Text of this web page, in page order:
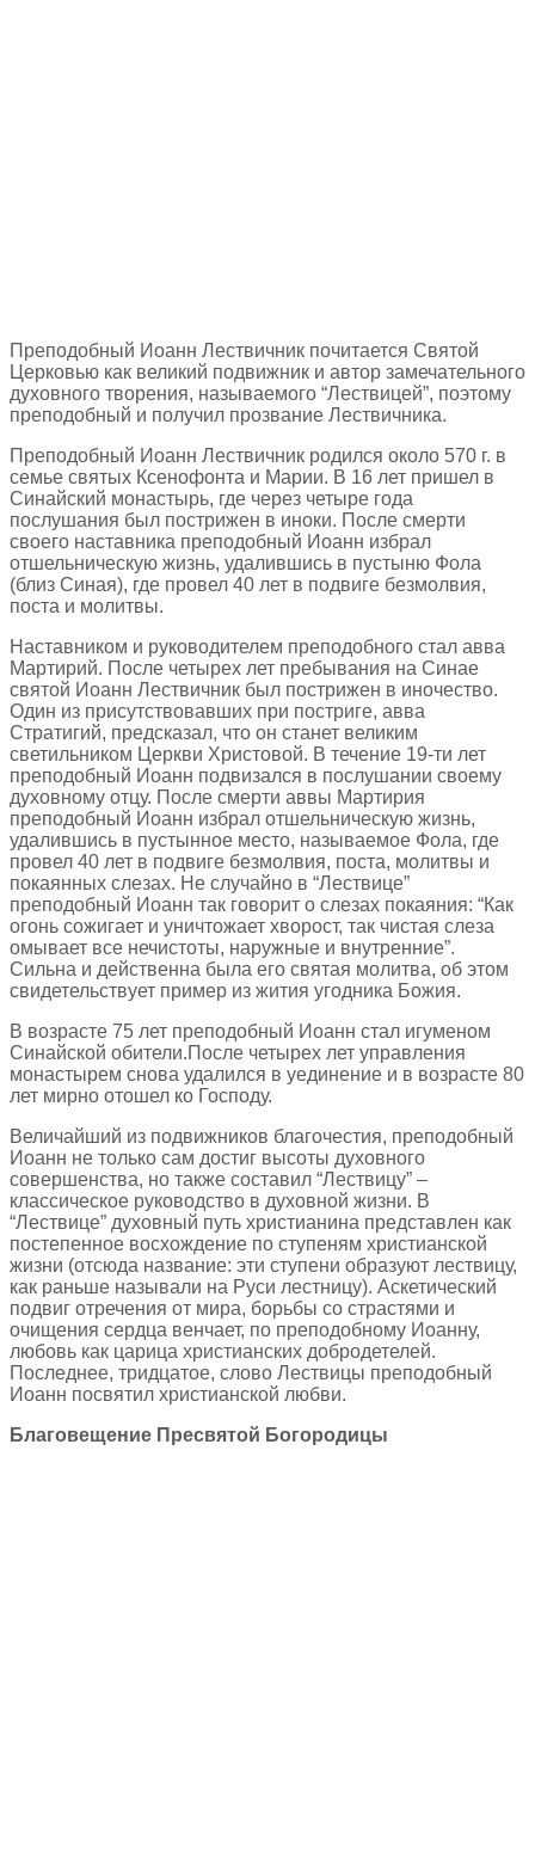
Преподобный Иоанн Лествичник почитается Святой
Церковью как великий подвижник и автор замечательного
духовного творения, называемого “Лествицей”, поэтому
преподобный и получил прозвание Лествичника.
Преподобный Иоанн Лествичник родился около 570 г. в
семье святых Ксенофонта и Марии. В 16 лет пришел в
Синайский монастырь, где через четыре года
послушания был пострижен в иноки. После смерти
своего наставника преподобный Иоанн избрал
отшельническую жизнь, удалившись в пустыню Фола
(близ Синая), где провел 40 лет в подвиге безмолвия,
поста и молитвы.
Наставником и руководителем преподобного стал авва
Мартирий. После четырех лет пребывания на Синае
святой Иоанн Лествичник был пострижен в иночество.
Один из присутствовавших при постриге, авва
Стратигий, предсказал, что он станет великим
светильником Церкви Христовой. В течение 19-ти лет
преподобный Иоанн подвизался в послушании своему
духовному отцу. После смерти аввы Мартирия
преподобный Иоанн избрал отшельническую жизнь,
удалившись в пустынное место, называемое Фола, где
провел 40 лет в подвиге безмолвия, поста, молитвы и
покаянных слезах. Не случайно в “Лествице”
преподобный Иоанн так говорит о слезах покаяния: “Как
огонь сожигает и уничтожает хворост, так чистая слеза
омывает все нечистоты, наружные и внутренние”.
Сильна и действенна была его святая молитва, об этом
свидетельствует пример из жития угодника Божия.
В возрасте 75 лет преподобный Иоанн стал игуменом
Синайской обители.После четырех лет управления
монастырем снова удалился в уединение и в возрасте 80
лет мирно отошел ко Господу.
Величайший из подвижников благочестия, преподобный
Иоанн не только сам достиг высоты духовного
совершенства, но также составил “Лествицу” –
классическое руководство в духовной жизни. В
“Лествице” духовный путь христианина представлен как
постепенное восхождение по ступеням христианской
жизни (отсюда название: эти ступени образуют лествицу,
как раньше называли на Руси лестницу). Аскетический
подвиг отречения от мира, борьбы со страстями и
очищения сердца венчает, по преподобному Иоанну,
любовь как царица христианских добродетелей.
Последнее, тридцатое, слово Лествицы преподобный
Иоанн посвятил христианской любви.
Благовещение Пресвятой Богородицы